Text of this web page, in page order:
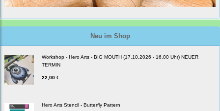
Neu im Shop
Workshop - Hero Arts - BIG MOUTH (17.10.2026 - 16.00 Uhr) NEUER
TERMIN
22,00 €
Hero Arts Stencil - Butterfly Pattern